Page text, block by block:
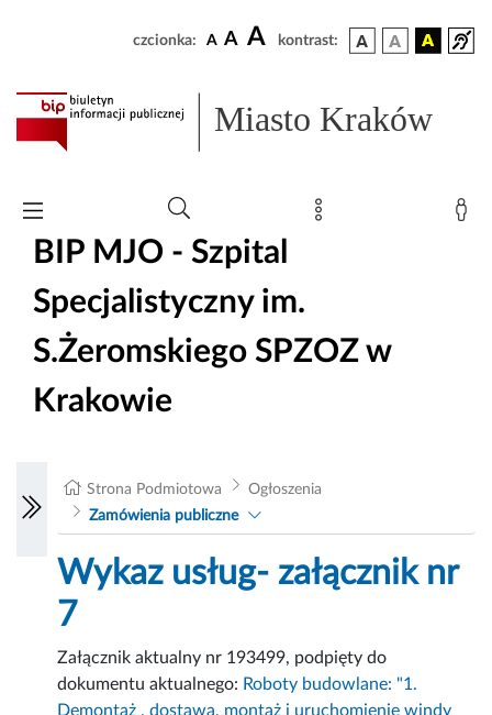
czcionka: A A A kontrast:
Miasto Kraków
BIP MJO - Szpital
Specjalistyczny im.
S.Żeromskiego SPZOZ w
Krakowie
Strona Podmiotowa
Ogłoszenia
Zamówienia publiczne
Wykaz usług- załącznik nr
7
Załącznik aktualny nr 193499, podpięty do
dokumentu aktualnego: Roboty budowlane: "1.
Demontaż , dostawa, montaż i uruchomienie windy